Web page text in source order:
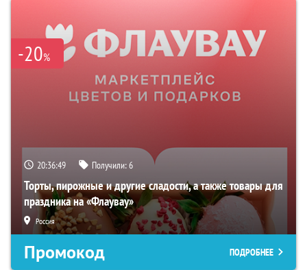
-20%
20:36:48 Получили:6
Торты, пирожные и другие сладости, а также товары для
праздника на «Флаувау»
Россия
Промокод ПОДРОБНЕЕ